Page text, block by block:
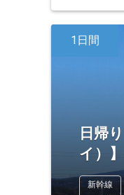
1日間
日帰
イ）
新幹線